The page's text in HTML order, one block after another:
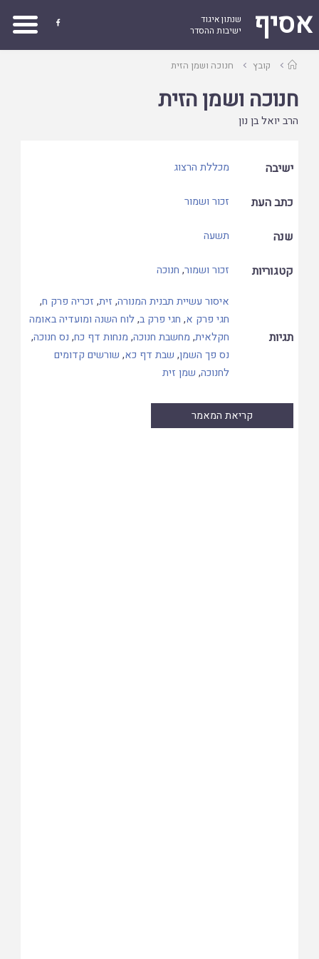
אסיף
שנתון איגוד
ישיבות ההסדר

עמודקובץ חנוכה ושמן הזית
חנוכה ושמן הזית
הרב יואל בן נון
ישיבה מכללת הרצוג
כתב העת זכור ושמור
שנה תשעה
קטגוריות זכור ושמור, חנוכה
תגיות
איסור עשיית תבנית המנורה, זית, זכריה פרק ח,
חגי פרק א, חגי פרק ב,לוח השנה ומועדיה באומה
חקלאית, מחשבת חנוכה, מנחות דף כח, נס חנוכה,
נס פך השמן, שבת דף כא, שורשים קדומים
לחנוכה, שמן זית
קריאת המאמר